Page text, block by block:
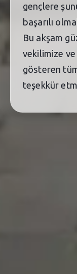
gençlere
başarılı
Bu akşam
vekilimize
gösteren
teşekkür